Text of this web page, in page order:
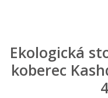
Ekologická
koberec